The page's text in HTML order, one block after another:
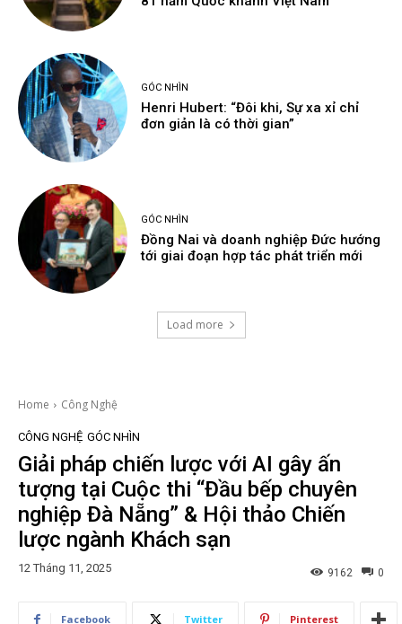
GÓC NHÌN
Henri Hubert: “Đôi khi, Sự xa xỉ chỉ
đơn giản là có thời gian”
GÓC NHÌN
Đồng Nai và doanh nghiệp Đức hướng
tới giai đoạn hợp tác phát triển mới
Load more